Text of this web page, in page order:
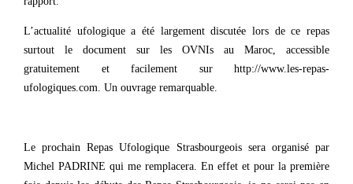
L’actualité ufologique a été largement discutée lors de ce repas
surtout le document sur les OVNIs au Maroc, accessible
gratuitement et facilement sur http://www.les-repas-
ufologiques.com. Un ouvrage remarquable.
Le prochain Repas Ufologique Strasbourgeois sera organisé par
Michel PADRINE qui me remplacera. En effet et pour la première